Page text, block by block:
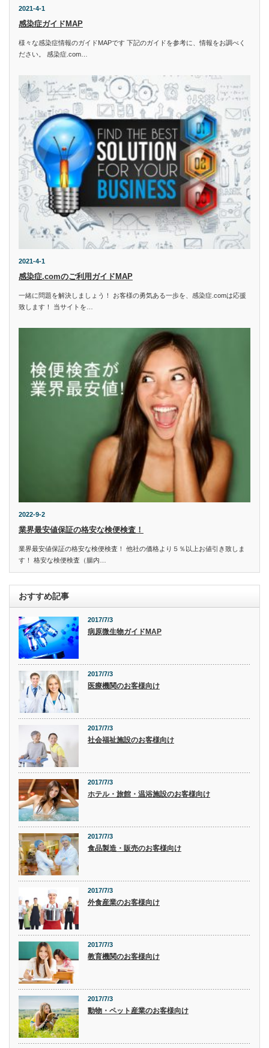
2021-4-1
感染症ガイドMAP
様々な感染症情報のガイドMAPです 下記のガイドを参考に、情報をお調べく
ださい。 感染症.com…
2021-4-1
感染症.comのご利用ガイドMAP
一緒に問題を解決しましょう！ お客様の勇気ある一歩を、感染症.comは応援
致します！ 当サイトを…
2022-9-2
業界最安値保証の格安な検便検査！
業界最安値保証の格安な検便検査！ 他社の価格より５％以上お値引き致しま
す！ 格安な検便検査（腸内…
おすすめ記事
2017/7/3
病原微生物ガイドMAP
2017/7/3
医療機関のお客様向け
2017/7/3
社会福祉施設のお客様向け
2017/7/3
ホテル・旅館・温浴施設のお客様向け
2017/7/3
食品製造・販売のお客様向け
2017/7/3
外食産業のお客様向け
2017/7/3
教育機関のお客様向け
2017/7/3
動物・ペット産業のお客様向け